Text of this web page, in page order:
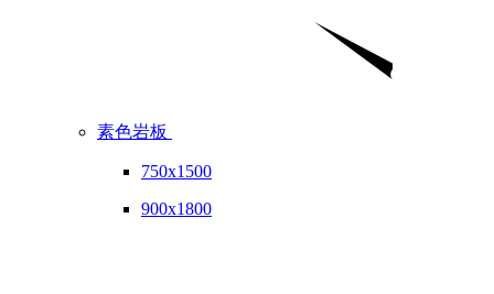
素色岩板
750x1500
900x1800